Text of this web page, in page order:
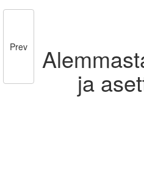
Prev
ja